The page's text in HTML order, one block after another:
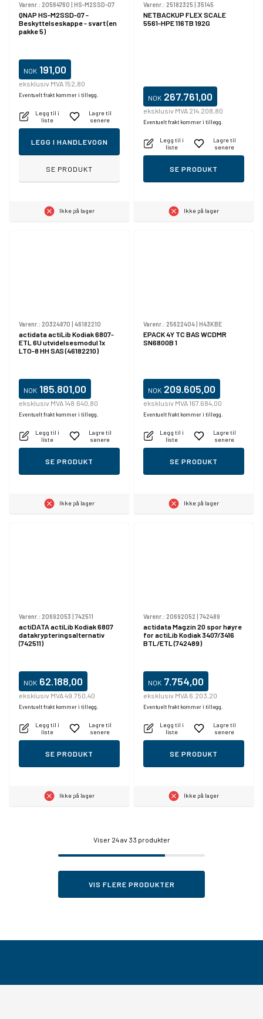
Varenr.: 20564760 HS-M2SSD-07
QNAP HS-M2SSD-07 -
Beskyttelseskappe - svart (en
pakke 5)
NOK 191,00
eksklusiv MVA 152,80
Eventuelt frakt kommer i tillegg.
Legg til i
liste
Lagre til
senere
LEGG I HANDLEVOGN
SE PRODUKT
Ikke på lager
Varenr.: 25182325 35145
NETBACKUP FLEX SCALE
5561-HPE 116TB 192G
NOK 267.761,00
eksklusiv MVA 214.208,80
Eventuelt frakt kommer i tillegg.
Legg til i
liste
Lagre til
senere
SE PRODUKT
Ikke på lager
Varenr.: 20324870 | 46182210
actidata actiLib Kodiak 6807-
ETL 6U utvidelsesmodul 1x
LTO-8 HH SAS (46182210)
NOK 185.801,00
eksklusiv MVA 148.640,80
Eventuelt frakt kommer i tillegg.
Legg til i
liste
Lagre til
senere
SE PRODUKT
Ikke på lager
Varenr.: 25622404| H43KBE
EPACK 4Y TC BAS WCDMR
SN6800B 1
NOK 209.605,00
eksklusiv MVA 167.684,00
Eventuelt frakt kommer i tillegg.
Legg til i
liste
Lagre til
senere
SE PRODUKT
Ikke på lager
Varenr.: 20692053 | 742511
actiDATA actiLib Kodiak 6807
datakrypteringsalternativ
(742511)
NOK 62.188,00
eksklusiv MVA 49.750,40
Eventuelt frakt kommer i tillegg.
Legg til i
liste
Lagre til
senere
SE PRODUKT
Ikke på lager
Varenr.: 20692052 | 742489
actidata Magzin 20 spor høyre
for actiLib Kodiak 3407/3416
BTL/ETL (742489)
NOK 7.754,00
eksklusiv MVA 6.203,20
Eventuelt frakt kommer i tillegg.
Legg til i
liste
Lagre til
senere
SE PRODUKT
Ikke på lager
Viser 24av 33 produkter
VIS FLERE PRODUKTER